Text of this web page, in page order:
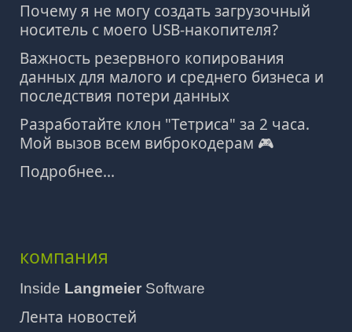
Почему я не могу создать загрузочный
носитель с моего USB-накопителя?
Важность резервного копирования
данных для малого и среднего бизнеса и
последствия потери данных
Разработайте клон "Тетриса" за 2 часа.
Мой вызов всем виброкодерам 🎮
Подробнее...
компания
Inside Langmeier Software
Лента новостей